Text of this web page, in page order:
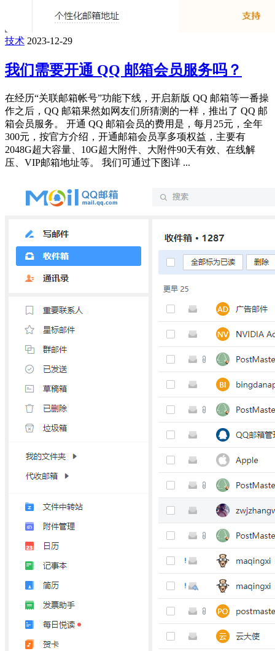
技术 2023-12-29
我们需要开通 QQ 邮箱会员服务吗？
在经历“关联邮箱帐号”功能下线，开启新版 QQ 邮箱等一番操
作之后，QQ 邮箱果然如网友们所猜测的一样，推出了 QQ 邮
箱会员服务。 开通 QQ 邮箱会员的费用是，每月25元，全年
300元，按官方介绍，开通邮箱会员享多项权益，主要有
2048G超大容量、10G超大附件、大附件90天有效、在线解
压、VIP邮箱地址等。 我们可通过下图详 ...